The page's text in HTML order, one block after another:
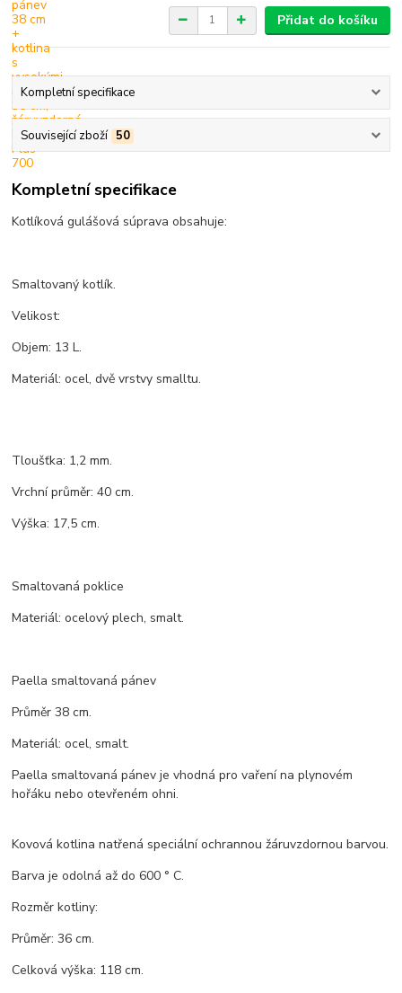
Přidat do košíku
Kompletní specifikace
Související zboží 50
Kompletní specifikace
Kotlíková gulášová súprava obsahuje:
Smaltovaný kotlík.
Velikost:
Objem: 13 L.
Materiál: ocel, dvě vrstvy smalltu.
Tloušťka: 1,2 mm.
Vrchní průměr: 40 cm.
Výška: 17,5 cm.
Smaltovaná poklice
Materiál: ocelový plech, smalt.
Paella smaltovaná pánev
Průměr 38 cm.
Materiál: ocel, smalt.
Paella smaltovaná pánev je vhodná pro vaření na plynovém
hořáku nebo otevřeném ohni.
Kovová kotlina natřená speciální ochrannou žáruvzdornou barvou.
Barva je odolná až do 600 ° C.
Rozměr kotliny:
Průměr: 36 cm.
Celková výška: 118 cm.